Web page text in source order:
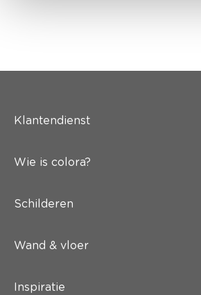
Klantendienst
Wie is colora?
Schilderen
Wand & vloer
Inspiratie